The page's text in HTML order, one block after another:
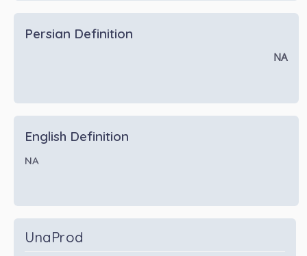
Persian Definition
NA
English Definition
NA
UnaProd